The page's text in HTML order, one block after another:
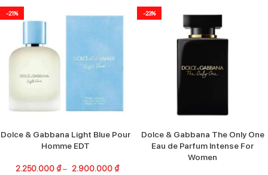
-21%
Dolce & Gabbana Light Blue Pour
Homme EDT
2.250.000 ₫ – 2.900.000 ₫
-23%
Dolce & Gabbana The Only One
Eau de Parfum Intense For
Women